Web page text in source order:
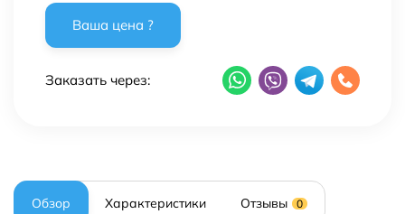
Заказать через:
Обзор Характеристики Отзывы 0